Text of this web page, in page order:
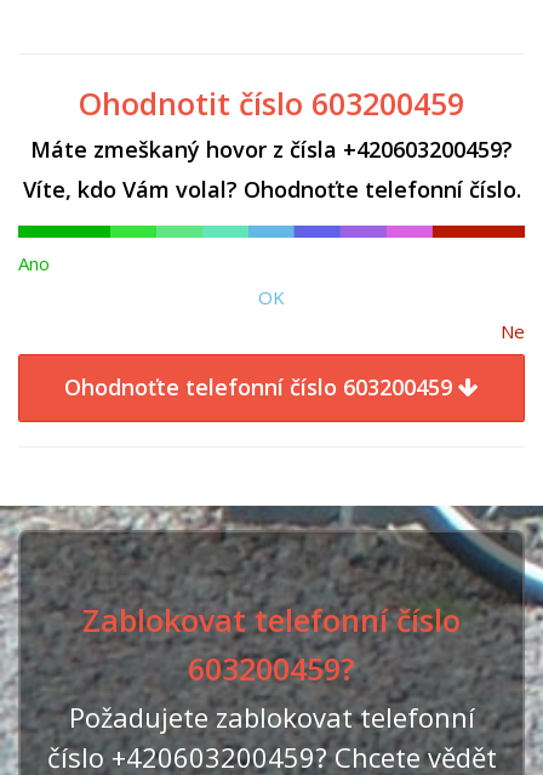
Ohodnotit číslo 603200459
Máte zmeškaný hovor z čísla +420603200459?
Víte, kdo Vám volal? Ohodnoťte telefonní číslo.
Ano
OK
Ne
Ohodnoťte telefonní číslo 603200459
Zablokovat telefonní číslo
603200459?
Požadujete zablokovat telefonní
číslo +420603200459? Chcete vědět